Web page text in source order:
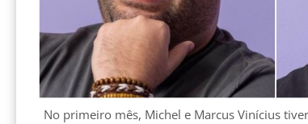
No primeiro mês, Michel e Marcus Vinícius